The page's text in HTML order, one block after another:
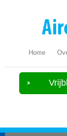
Home